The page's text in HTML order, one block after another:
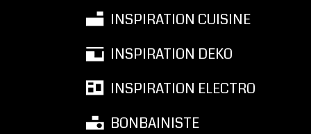
INSPIRATION CUISINE
INSPIRATION DEKO
INSPIRATION ELECTRO
BONBAINISTE